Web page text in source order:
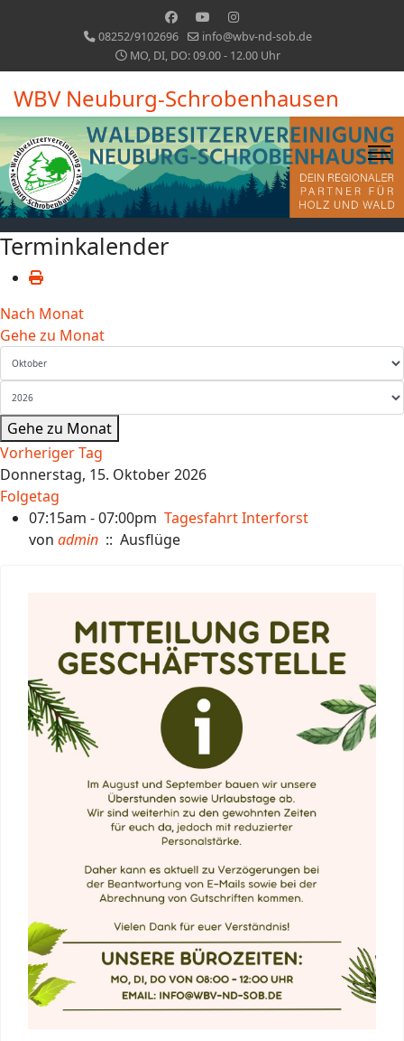
08252/9102696
info@wbv-nd-sob.de
MO, DI, DO: 09.00 - 12.00 Uhr
WBV Neuburg-Schrobenhausen
Terminkalender
Nach Monat
Gehe zu Monat
Gehe zu Monat
Vorheriger Tag
Donnerstag, 15. Oktober 2026
Folgetag
07:15am - 07:00pm Tagesfahrt Interforst
von admin :: Ausflüge